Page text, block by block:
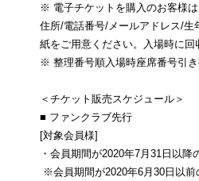
※ 電子チケットを購入のお客様
住所/電話番号/メールアドレス/生
紙をご用意ください。入場時に回
※ 整理番号順入場時座席番号引き
＜チケット販売スケジュール＞
■ ファンクラブ先行
[対象会員様]
・会員期間が2020年7月31日以降
※会員期間が2020年6月30日以前